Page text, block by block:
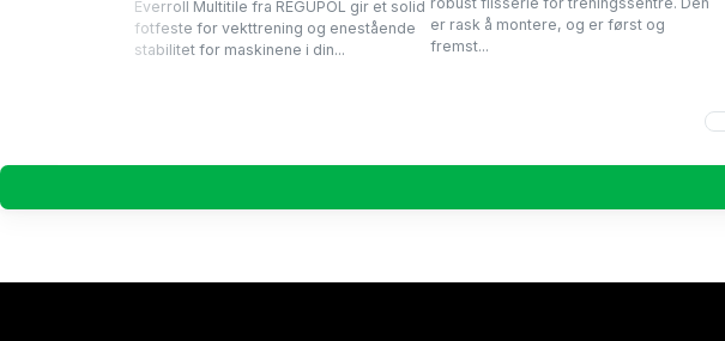
Everroll Multitile fra REGUPOL gir et solid
fotfeste for vekttrening og enestående
stabilitet for maskinene i din...
er rask å montere, og er først og
fremst...